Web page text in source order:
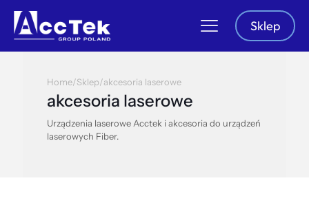
Sklep
Home/Sklep/akcesoria laserowe
akcesoria laserowe
Urządzenia laserowe Acctek i akcesoria do urządzeń
laserowych Fiber.